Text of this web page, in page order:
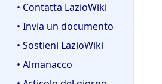
• Contatta LazioWiki
• Invia un documento
• Sostieni LazioWiki
• Almanacco